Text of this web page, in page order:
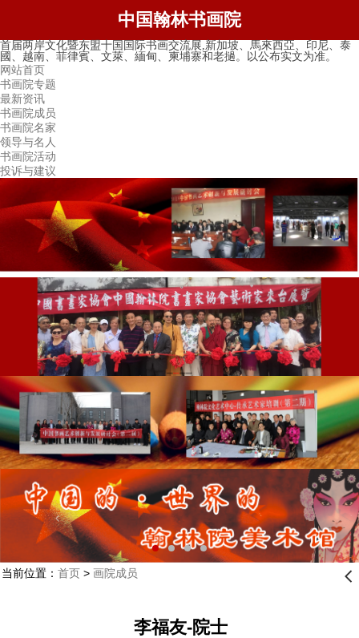
中国翰林书画院
首届两岸文化暨东盟十国国际书画交流展,新加坡、馬來西亞、印尼、泰
國、越南、菲律賓、文萊、緬甸、柬埔寨和老撾。以公布实文为准。
网站首页
书画院专题
最新资讯
书画院成员
书画院名家
领导与名人
书画院活动
投诉与建议
当前位置： 首页> 画院成员 󰊒
李福友-院士